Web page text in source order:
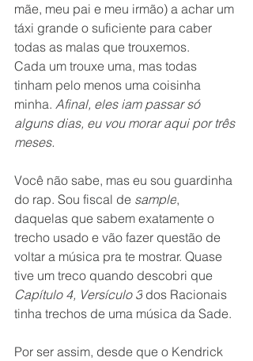
mãe, meu pai e meu irmão) a achar um
táxi grande o suficiente para caber
todas as malas que trouxemos.
Cada um trouxe uma, mas todas
tinham pelo menos uma coisinha
minha. Afinal, eles iam passar só
alguns dias, eu vou morar aqui por três
meses.
Você não sabe, mas eu sou guardinha
do rap. Sou fiscal de sample,
daquelas que sabem exatamente o
trecho usado e vão fazer questão de
voltar a música pra te mostrar. Quase
tive um treco quando descobri que
Capítulo 4, Versículo 3 dos Racionais
tinha trechos de uma música da Sade.
Por ser assim, desde que o Kendrick